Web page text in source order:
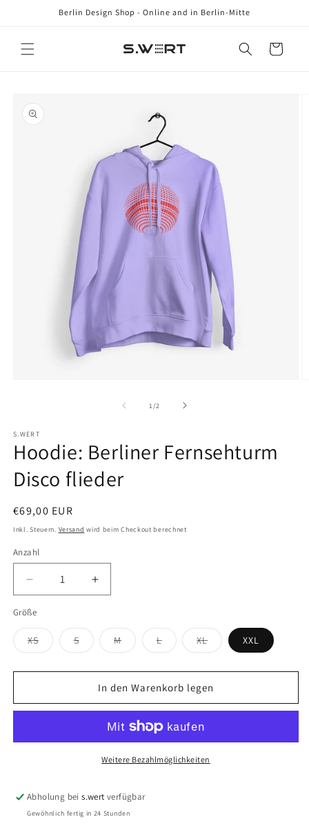
Berlin Design Shop - Online and in Berlin-Mitte
Warenkorb
1/von
2
S.WERT
Hoodie: Berliner Fernsehturm
Disco flieder
Normaler
Preis
€69,00 EUR
Inkl. Steuern. Versand wird beim Checkout berechnet
Anzahl
Verringere
die
Menge
für
Hoodie:
Fernsehturm
flieder
Erhöhe
die
für
Hoodie:
Fernsehturm
Disco
flieder
Größe
XSVariante
ausverkauft
nicht
SVariante
ausverkauft
nicht
MVariante
ausverkauft
nicht
LVariante
ausverkauft
nicht
XLVariante
ausverkauft
nicht
XXL
In den Warenkorb legen
Weitere Bezahlmöglichkeiten
Abholung beis.wert verfügbar
Gewöhnlich fertig in 24 Stunden